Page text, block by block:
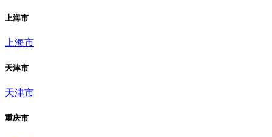
上海市
上海市
天津市
天津市
重庆市